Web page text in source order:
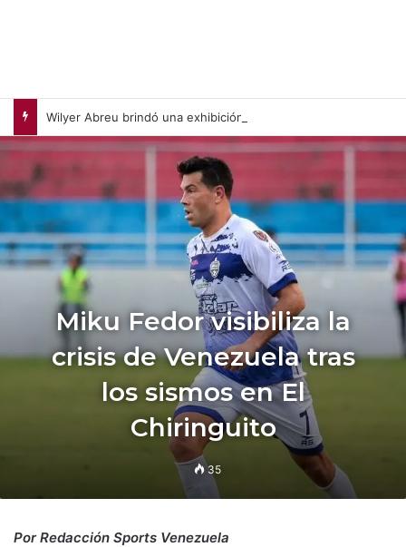
Miku Fedor visibiliza la
crisis de Venezuela tras
los sismos en El
Chiringuito
35
Por Redacción Sports Venezuela